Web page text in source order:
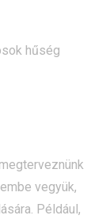
hűség
vegyük,
Például,